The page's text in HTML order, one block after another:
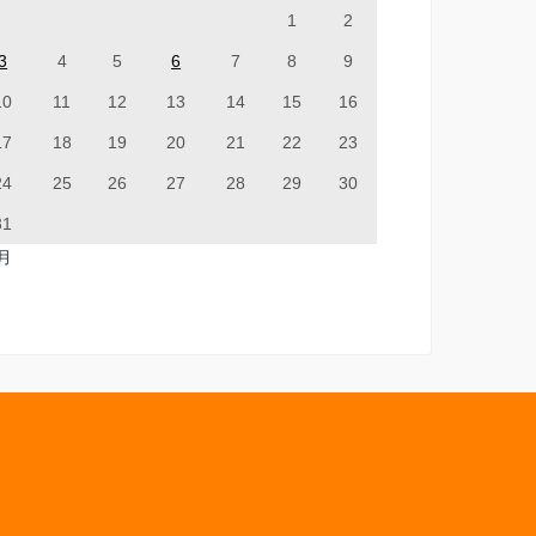
1 2
4 5 6 7 8 9
11 12 13 14 15 16
18 19 20 21 22 23
25 26 27 28 29 30